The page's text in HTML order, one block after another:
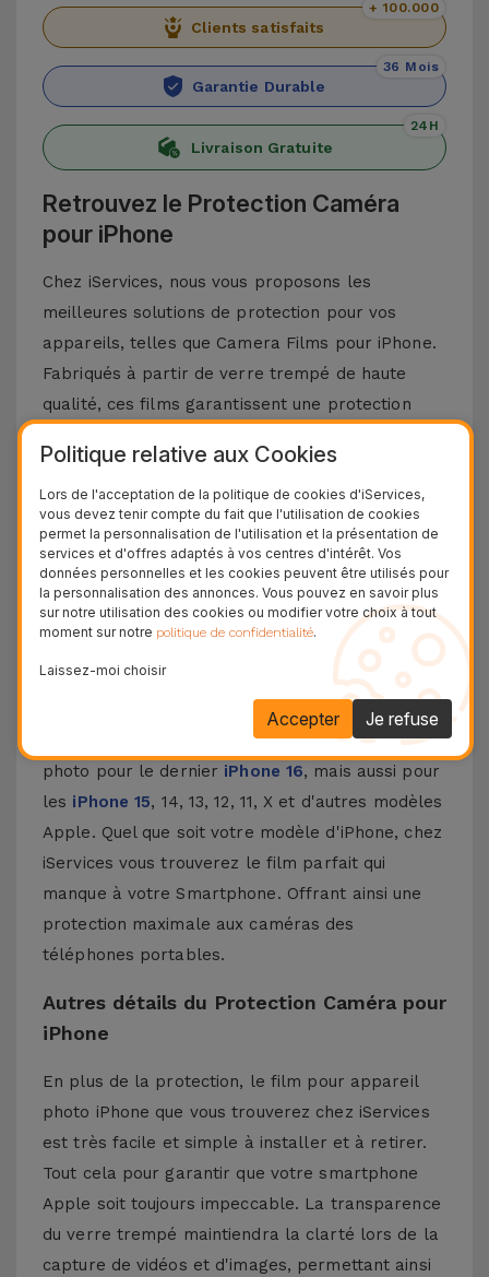
Clients satisfaits
+ 100.000
Garantie Durable
36 Mois
Livraison Gratuite
24H
Retrouvez le Protection Caméra
pour iPhone
Chez iServices, nous vous proposons les
meilleures solutions de protection pour vos
appareils, telles que Camera Films pour iPhone.
Fabriqués à partir de verre trempé de haute
qualité, ces films garantissent une protection
rayures, chutes, impacts ou autres dommages qui
pourraient influencer négativement la qualité des
caméras en termes de production vidéo et
photo.
Notre gamme de films de protection vise à
s'adapter parfaitement au design de votre
iPhone. Tout cela sans compromettre les
performances des caméras et l'esthétique du
Faites votre choix parmi les films pour appareil
photo pour le dernier iPhone 16, mais aussi pour
les iPhone 15, 14, 13, 12, 11, X et d'autres modèles
Apple. Quel que soit votre modèle d'iPhone, chez
iServices vous trouverez le film parfait qui
manque à votre Smartphone. Offrant ainsi une
protection maximale aux caméras des
téléphones portables.
Autres détails du Protection Caméra pour
iPhone
En plus de la protection, le film pour appareil
photo iPhone que vous trouverez chez iServices
est très facile et simple à installer et à retirer.
Tout cela pour garantir que votre smartphone
Apple soit toujours impeccable. La transparence
du verre trempé maintiendra la clarté lors de la
capture de vidéos et d'images, permettant ainsi
Politique relative aux Cookies
Lors de l'acceptation de la politique de cookies d'iServices,
vous devez tenir compte du fait que l'utilisation de cookies
permet la personnalisation de l'utilisation et la présentation de
services et d'offres adaptés à vos centres d'intérêt. Vos
données personnelles et les cookies peuvent être utilisés pour
la personnalisation des annonces. Vous pouvez en savoir plus
sur notre utilisation des cookies ou modifier votre choix à tout
moment sur notre politique de confidentialité.
Laissez-moi choisir
Je refuse
Accepter